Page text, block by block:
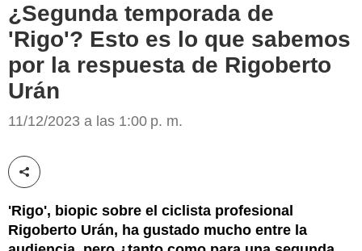
¿Segunda temporada de
'Rigo'? Esto es lo que sabemos
por la respuesta de Rigoberto
Urán
11/12/2023 a las 1:00 p. m.
Compartir esta noticia
'Rigo', biopic sobre el ciclista profesional
Rigoberto Urán, ha gustado mucho entre la